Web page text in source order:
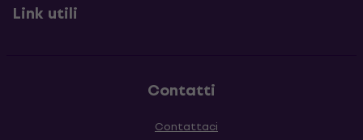
Link utili
Contatti
Contattaci